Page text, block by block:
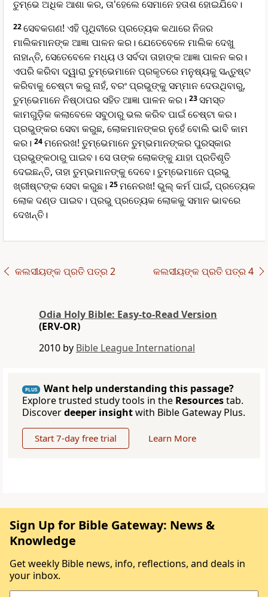
ତୁମ୍ଭେ ଅଧିକ ଆଶା କର, ତା'ହେଲେ ସେମାନେ ହତାଶ ହୋଇଯିବେ।
22ସେବକଗଣ! ଏହି ପୃଥିବୀରେ ପ୍ରତ୍ୟେକ କଥାରେ ନିଜର
ମାଲିକମାନଙ୍କ ଆଜ୍ଞା ପାଳନ କର। ଯେତେବେଳେ ମାଲିକ ଦେଖୁ
ନାହାନ୍ତି, ସେତେବେଳେ ମଧ୍ୟ ଓ ସର୍ବଦା ତାହାଙ୍କ ଆଜ୍ଞା ପାଳନ କର।
ଏପରି କରିବା ଦ୍ୱାରା ତୁମ୍ଭେମାନେ ପ୍ରକୃତରେ ମନୁଷ୍ୟକୁ ସନ୍ତୁଷ୍ଟ
କରିବାକୁ ଚେଷ୍ଟା କରୁ ନାହଁ, ବରଂ ପ୍ରଭୁଙ୍କୁ ସମ୍ମାନ ଦେଉଥିବାରୁ,
ତୁମ୍ଭେମାନେ ନିଷ୍ଠାପର ସହିତ ଆଜ୍ଞା ପାଳନ କର। 23ସମସ୍ତ
କାମଗୁଡ଼ିକ କଲାବେଳେ ସବୁଠାରୁ ଭଲ କରିବ ପାଇଁ ଚେଷ୍ଟା କର।
ପ୍ରଭୁଙ୍କର ସେବା କରୁଛ, ଲୋକମାନଙ୍କର ନୁହେଁ ବୋଲି ଭାବି କାମ
କର। 24ମନେରଖ! ତୁମ୍ଭେମାନେ ତୁମ୍ଭମାନଙ୍କର ପୁରସ୍କାର
ପ୍ରଭୁଙ୍କଠାରୁ ପାଇବ। ସେ ତାଙ୍କ ଲୋକଙ୍କୁ ଯାହା ପ୍ରତିଶୃତି
ଦେଇଛନ୍ତି, ତାହା ତୁମ୍ଭମାନଙ୍କୁ ଦେବେ। ତୁମ୍ଭେମାନେ ପ୍ରଭୁ
ଖ୍ରୀଷ୍ଟଙ୍କ ସେବା କରୁଛ। 25ମନେରଖ! ଭୁଲ୍ କର୍ମ ପାଇଁ, ପ୍ରତ୍ୟେକ
ଲୋକ ଦଣ୍ଡ ପାଇବ। ପ୍ରଭୁ ପ୍ରତ୍ୟେକ ଲୋକକୁ ସମାନ ଭାବରେ
ଦେଖନ୍ତି।
କଲସୀୟଙ୍କ ପ୍ରତି ପତ୍ର 2 କଲସୀୟଙ୍କ ପ୍ରତି ପତ୍ର 4
Odia Holy Bible: Easy-to-Read Version
(ERV-OR)
2010 by Bible League International
PLUS
Want help understanding this passage?
Explore trusted study tools in the Resourcestab.
Discoverdeeper insightwith Bible Gateway Plus.
Start 7-day free trial Learn More
Sign Up for Bible Gateway: News &
Knowledge
Get weekly Bible news, info, reflections, and deals in
your inbox.